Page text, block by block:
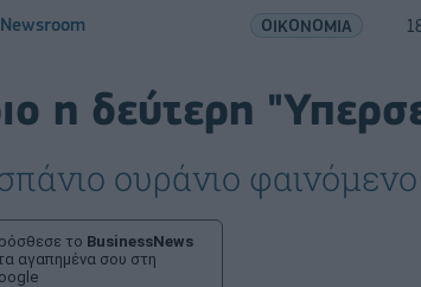
Newsroom ΟΙΚΟΝΟΜΙΑ
η δεύτερη
ουράνιο
το BusinessNews
αγαπημένα σου στη